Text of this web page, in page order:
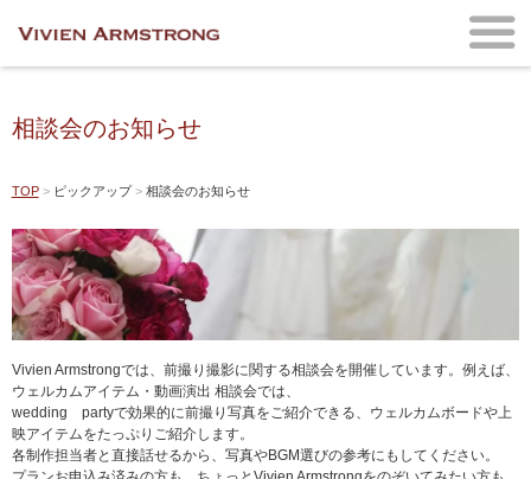
相談会のお知らせ
TOP ピックアップ 相談会のお知らせ
Vivien Armstrongでは、前撮り撮影に関する相談会を開催しています。例えば、
ウェルカムアイテム・動画演出 相談会では、
wedding partyで効果的に前撮り写真をご紹介できる、ウェルカムボードや上
映アイテムをたっぷりご紹介します。
各制作担当者と直接話せるから、写真やBGM選びの参考にもしてください。